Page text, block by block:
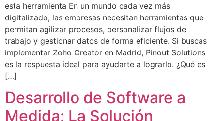
esta herramienta En un mundo cada vez más
digitalizado, las empresas necesitan herramientas que
permitan agilizar procesos, personalizar flujos de
trabajo y gestionar datos de forma eficiente. Si buscas
implementar Zoho Creator en Madrid, Pinout Solutions
es la respuesta ideal para ayudarte a lograrlo. ¿Qué es
[…]
Desarrollo de Software a
Medida: La Solución